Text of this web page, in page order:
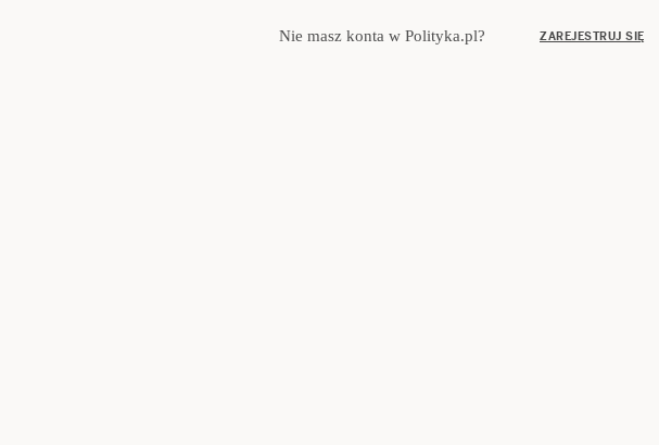
Nie masz konta w Polityka.pl? ZAREJESTRUJ SIĘ